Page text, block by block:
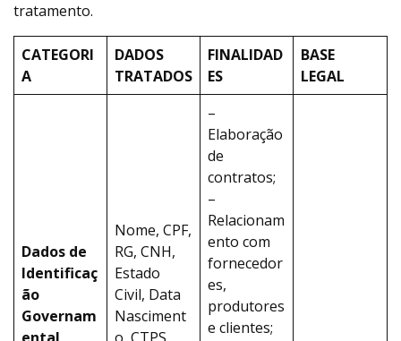
tratamento.
CATEGORI
A
DADOS
TRATADOS
FINALIDAD
ES
BASE
LEGAL
Dados de
Identificaç
ão
Governam
Nome, CPF,
RG, CNH,
Estado
Civil, Data
Nasciment
–
Elaboração
de
contratos;
–
Relacionam
ento com
fornecedor
es,
produtores
e clientes;